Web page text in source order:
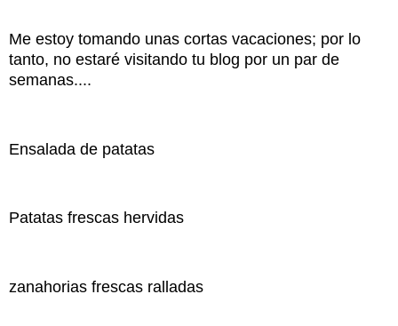
Me estoy tomando unas cortas vacaciones; por lo
tanto, no estaré visitando tu blog por un par de
semanas....
Ensalada de patatas
Patatas frescas hervidas
zanahorias frescas ralladas